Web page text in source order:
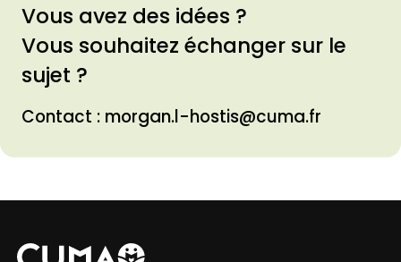
Vous avez des idées ?
Vous souhaitez échanger sur le
sujet ?
Contact : morgan.l-hostis@cuma.fr